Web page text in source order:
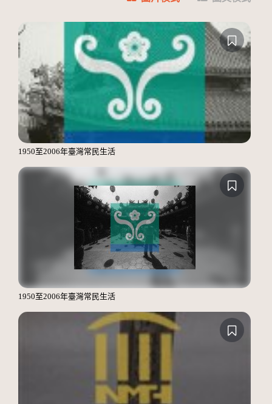
1950至2006年臺灣常民生活
1950至2006年臺灣常民生活